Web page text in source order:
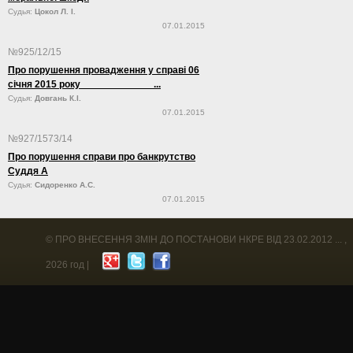
Судья: Цокол Л. І.
07.01.2015
№925/12/15
Про порушення провадження у справі 06
січня 2015 року ...
Судья: Довгань К.І.
07.01.2015
№927/1573/14
Про порушення справи про банкрутство
Суддя А
Судья: Сидоренко А.С.
07.01.2015
© ПРО ВНЕСЕННЯ ЗМІН ДО ПОСТАНОВИ НКРЕ ВІД 23.02.2012 ... ,
2026 год |